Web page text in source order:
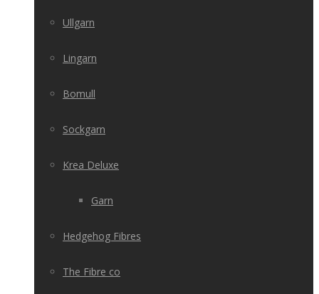
Ullgarn
Lingarn
Bomull
Sockgarn
Krea Deluxe
Garn
Hedgehog Fibres
The Fibre co